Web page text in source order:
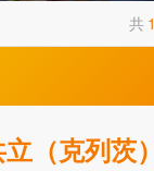
共 1
（克列茨）